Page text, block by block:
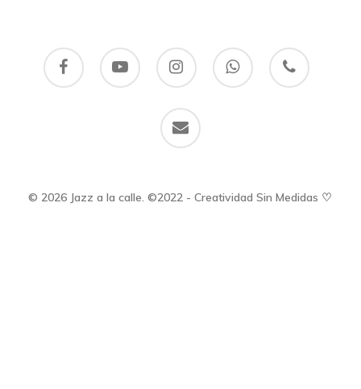
facebook youtube instagram whatsapp phone
email
© 2026 Jazz a la calle. ©2022 - Creatividad Sin Medidas ♡